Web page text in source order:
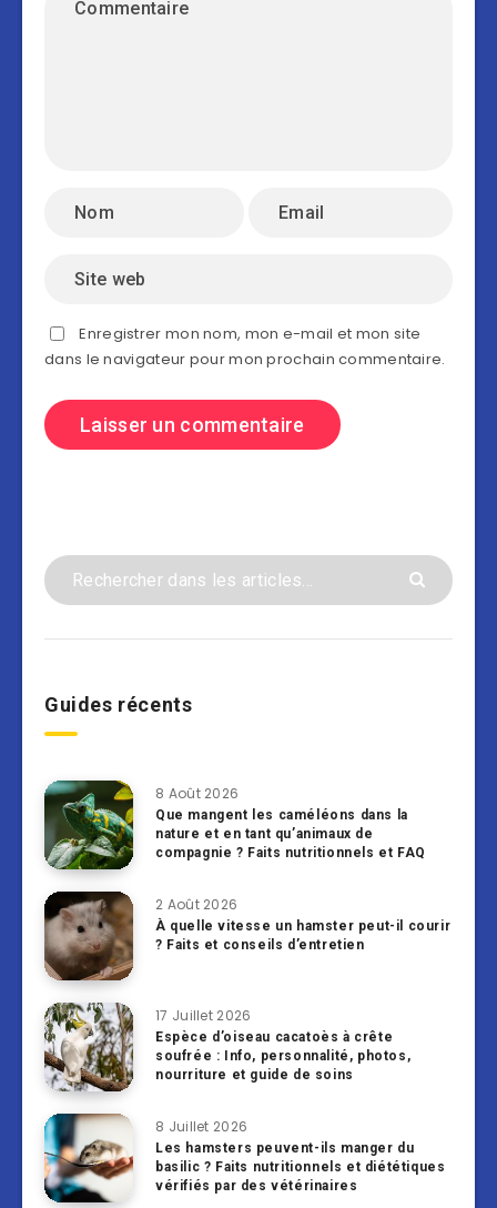
Enregistrer mon nom, mon e-mail et mon site
dans le navigateur pour mon prochain commentaire.
Guides récents
8 Août 2026
Que mangent les caméléons dans la
nature et en tant qu’animaux de
compagnie ? Faits nutritionnels et FAQ
2 Août 2026
À quelle vitesse un hamster peut-il courir
? Faits et conseils d’entretien
17 Juillet 2026
Espèce d’oiseau cacatoès à crête
soufrée : Info, personnalité, photos,
nourriture et guide de soins
8 Juillet 2026
Les hamsters peuvent-ils manger du
basilic ? Faits nutritionnels et diététiques
vérifiés par des vétérinaires